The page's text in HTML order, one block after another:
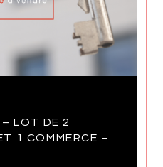
LOT DE 2
1 COMMERCE –